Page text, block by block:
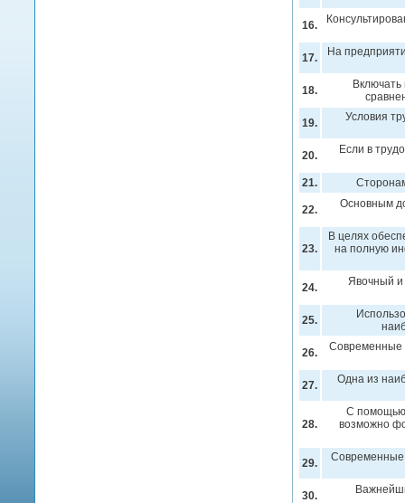
16.
17. На
18.
19. Условия
20. Если в
21.
22. Основным
23.
В целях
на полную
24. Явочный и
25.
26. Современные
27. Одна из
28.
С помощью
возможно
29. Современные
30.